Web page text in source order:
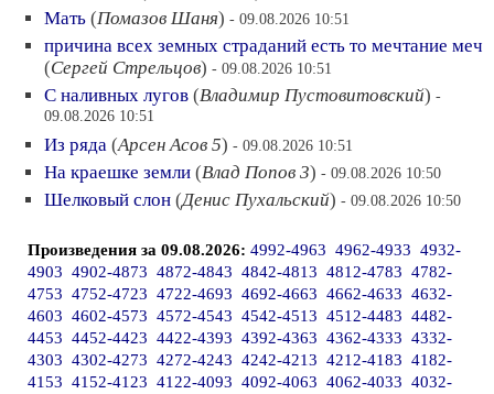
Мать (Помазов Шаня) - 09.08.2026 10:51
причина всех земных страданий есть то мечтание меч
(Сергей Стрельцов) - 09.08.2026 10:51
С наливных лугов (Владимир Пустовитовский) -
09.08.2026 10:51
Из ряда (Арсен Асов 5) - 09.08.2026 10:51
На краешке земли (Влад Попов 3) - 09.08.2026 10:50
Шелковый слон (Денис Пухальский) - 09.08.2026 10:50
Произведения за 09.08.2026: 4992-4963 4962-4933 4932-
4903 4902-4873 4872-4843 4842-4813 4812-4783 4782-
4753 4752-4723 4722-4693 4692-4663 4662-4633 4632-
4603 4602-4573 4572-4543 4542-4513 4512-4483 4482-
4453 4452-4423 4422-4393 4392-4363 4362-4333 4332-
4303 4302-4273 4272-4243 4242-4213 4212-4183 4182-
4153 4152-4123 4122-4093 4092-4063 4062-4033 4032-